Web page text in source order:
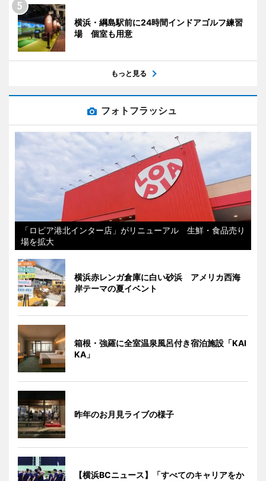
横浜・綱島駅前に24時間インドアゴルフ練習
場 個室も用意
もっと見る
フォトフラッシュ
「ロピア港北インター店」がリニューアル 生鮮・食品売り
場を拡大
横浜赤レンガ倉庫に白い砂浜 アメリカ西海
岸テーマの夏イベント
箱根・強羅に全室温泉風呂付き宿泊施設「KAI
KA」
昨年のお月見ライブの様子
【横浜BCニュース】「すべてのキャリアをか